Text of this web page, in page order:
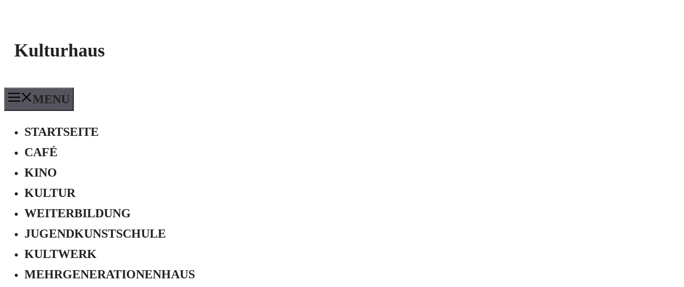
Kulturhaus
MENU
STARTSEITE
CAFÉ
KINO
KULTUR
WEITERBILDUNG
JUGEND­KUNSTSCHULE
KULTWERK
MEHRGENERATIONEN­HAUS